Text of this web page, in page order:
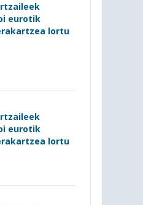
eurotik
lortu
eurotik
lortu